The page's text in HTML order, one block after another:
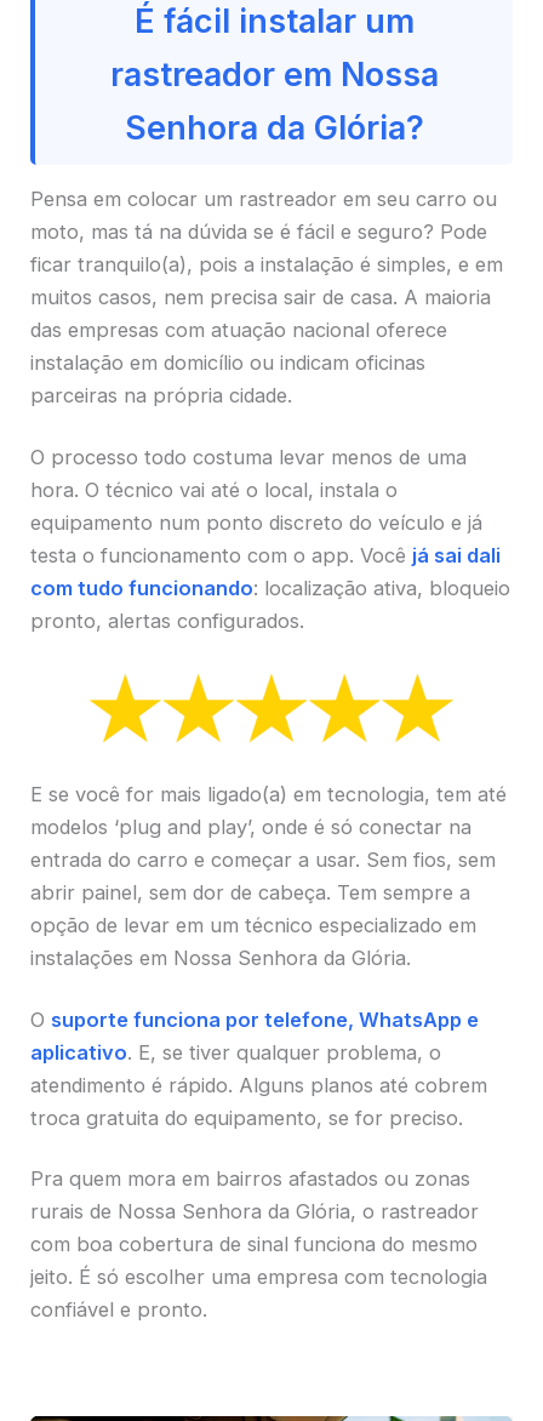
É fácil instalar um
rastreador em Nossa
Senhora da Glória?
Pensa em colocar um rastreador em seu carro ou
moto, mas tá na dúvida se é fácil e seguro? Pode
ficar tranquilo(a), pois a instalação é simples, e em
muitos casos, nem precisa sair de casa. A maioria
das empresas com atuação nacional oferece
instalação em domicílio ou indicam oficinas
parceiras na própria cidade.
O processo todo costuma levar menos de uma
hora. O técnico vai até o local, instala o
equipamento num ponto discreto do veículo e já
testa o funcionamento com o app. Você já sai dali
com tudo funcionando: localização ativa, bloqueio
pronto, alertas configurados.
E se você for mais ligado(a) em tecnologia, tem até
modelos ‘plug and play’, onde é só conectar na
entrada do carro e começar a usar. Sem fios, sem
abrir painel, sem dor de cabeça. Tem sempre a
opção de levar em um técnico especializado em
instalações em Nossa Senhora da Glória.
O suporte funciona por telefone, WhatsApp e
aplicativo. E, se tiver qualquer problema, o
atendimento é rápido. Alguns planos até cobrem
troca gratuita do equipamento, se for preciso.
Pra quem mora em bairros afastados ou zonas
rurais de Nossa Senhora da Glória, o rastreador
com boa cobertura de sinal funciona do mesmo
jeito. É só escolher uma empresa com tecnologia
confiável e pronto.